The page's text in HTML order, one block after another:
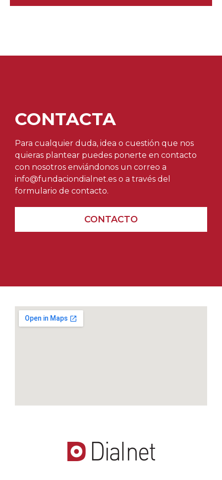
CONTACTA
Para cualquier duda, idea o cuestión que nos
quieras plantear puedes ponerte en contacto
con nosotros enviándonos un correo a
info@fundaciondialnet.es o a través del
formulario de contacto.
CONTACTO